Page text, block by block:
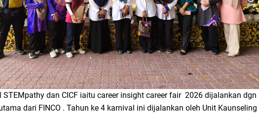
STEMpathy dan CICF iaitu career insight career fair 2026 dijalankan dgn
dari FINCO . Tahun ke 4 karnival ini dijalankan oleh Unit Kaunseling